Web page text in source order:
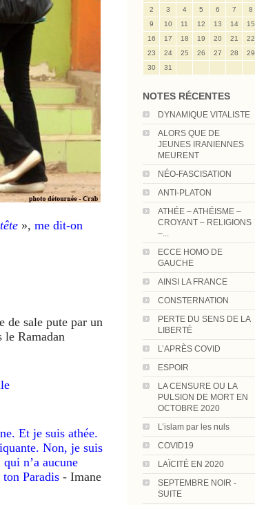
2
3 4 5 6 7
8
9
10 11 12 13 14
15
16
17 18 19 20 21
22
23
24 25 26 27 28
29
30
31
NOTES RÉCENTES
DYNAMIQUE VITALISTE
ALORS QUE DE
JEUNES IRANIENNES
MEURENT
NÉO-FASCISATION
ANTI-PLATON
ATHÉE – ATHÉISME –
CROYANT – RELIGIONS
–...
ECCE HOMO DE
GAUCHE
AINSI LA FRANCE
CONSTERNATION
PERTE DU SENS DE LA
LIBERTÉ
L’APRÈS COVID
ESPOIR
LA CENSURE OU LA
PULSION DE MORT EN
OCTOBRE 2020
L’islam par les nuls
COVID19
LAÏCITÉ EN 2020
SEPTEMBRE NOIR -
SUITE
», me dit-on
de sale pute par un
le Ramadan
Et je suis athée.
Non, je suis
n’a aucune
Paradis - Imane